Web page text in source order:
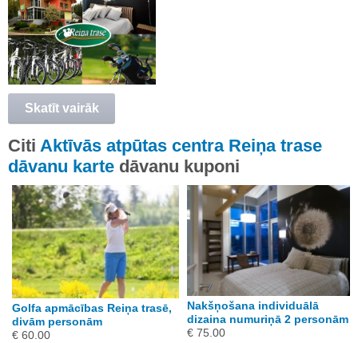
Skatīt vairāk
Citi Aktīvās atpūtas centra Reiņa trase
dāvanu karte dāvanu kuponi
Golfa apmācības Reiņa trasē,
divām personām
€ 60.00
Nakšņošana individuālā
dizaina numuriņā 2 personām
€ 75.00